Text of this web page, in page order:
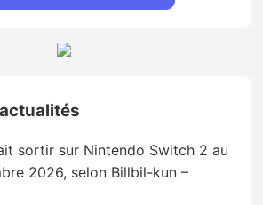
sortir sur Nintendo Switch 2 au
2026, selon Billbil-kun –